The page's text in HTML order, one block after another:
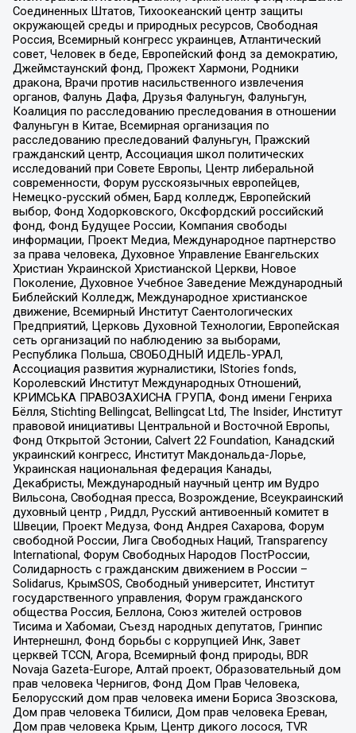
Соединенных Штатов, Тихоокеанский центр защиты
окружающей среды и природных ресурсов, Свободная
Россия, Всемирный конгресс украинцев, Атлантический
совет, Человек в беде, Европейский фонд за демократию,
Джеймстаунский фонд, Прожект Хармони, Родники
дракона, Врачи против насильственного извлечения
органов, Фалунь Дафа, Друзья Фалуньгун, Фалуньгун,
Коалиция по расследованию преследования в отношении
Фалуньгун в Китае, Всемирная организация по
расследованию преследований Фалуньгун, Пражский
гражданский центр, Ассоциация школ политических
исследований при Совете Европы, Центр либеральной
современности, Форум русскоязычных европейцев,
Немецко-русский обмен, Бард колледж, Европейский
выбор, Фонд Ходорковского, Оксфордский российский
фонд, Фонд Будущее России, Компания свободы
информации, Проект Медиа, Международное партнерство
за права человека, Духовное Управление Евангельских
Христиан Украинской Христианской Церкви, Новое
Поколение, Духовное Учебное Заведение Международный
Библейский Колледж, Международное христианское
движение, Всемирный Институт Саентологических
Предприятий, Церковь Духовной Технологии, Европейская
сеть организаций по наблюдению за выборами,
Республика Польша, СВОБОДНЫЙ ИДЕЛЬ-УРАЛ,
Ассоциация развития журналистики, IStories fonds,
Королевский Институт Международных Отношений,
КРИМСЬКА ПРАВОЗАХИСНА ГРУПА, Фонд имени Генриха
Бёлля, Stichting Bellingcat, Bellingcat Ltd, The Insider, Институт
правовой инициативы Центральной и Восточной Европы,
Фонд Открытой Эстонии, Calvert 22 Foundation, Канадский
украинский конгресс, Институт Макдональда-Лорье,
Украинская национальная федерация Канады,
Декабристы, Международный научный центр им Вудро
Вильсона, Свободная пресса, Возрождение, Всеукраинский
духовный центр , Риддл, Русский антивоенный комитет в
Швеции, Проект Медуза, Фонд Андрея Сахарова, Форум
свободной России, Лига Свободных Наций, Transparеncy
International, Форум Свободных Народов ПостРоссии,
Солидарность с гражданским движением в России –
Solidarus, КрымSOS, Свободный университет, Институт
государственного управления, Форум гражданского
общества Россия, Беллона, Союз жителей островов
Тисима и Хабомаи, Съезд народных депутатов, Гринпис
Интернешнл, Фонд борьбы с коррупцией Инк, Завет
церквей TCCN, Агора, Всемирный фонд природы, BDR
Novaja Gazeta-Europe, Алтай проект, Образовательный дом
прав человека Чернигов, Фонд Дом Прав Человека,
Белорусский дом прав человека имени Бориса Звозскова,
Дом прав человека Тбилиси, Дом прав человека Ереван,
Дом прав человека Крым, Центр дикого лосося, TVR